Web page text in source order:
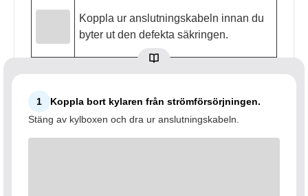
Koppla ur anslutningskabeln innan du
byter ut den defekta säkringen.
1
Koppla bort kylaren från strömförsörjningen.
Stäng av kylboxen och dra ur anslutningskabeln.